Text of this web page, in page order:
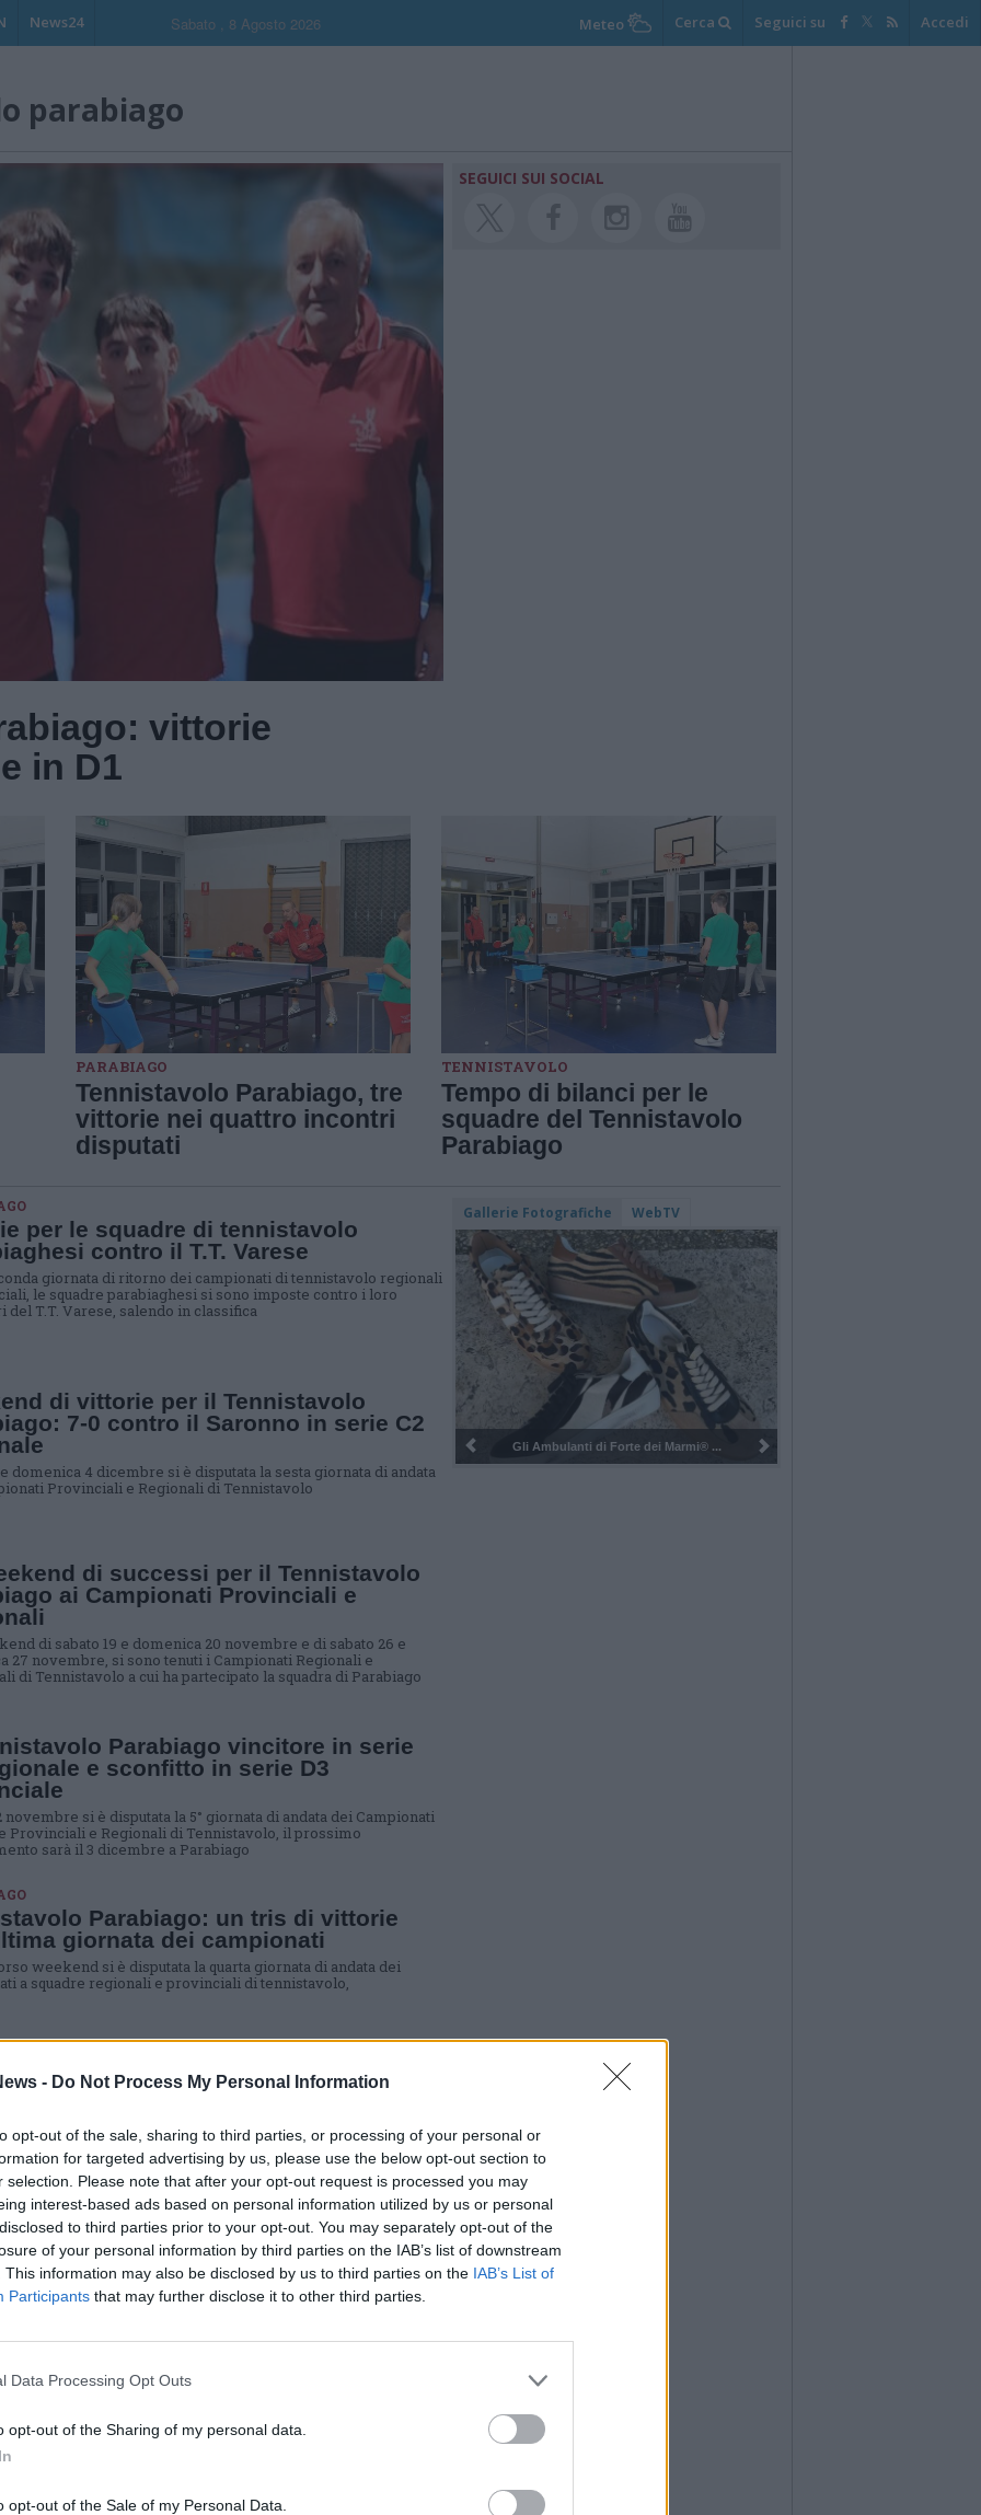
- Do Not Process My Personal Information
opt-out of the sale, sharing to third parties, or processing of your personal or
for targeted advertising by us, please use the below opt-out section to
selection. Please note that after your opt-out request is processed you may
interest-based ads based on personal information utilized by us or personal
to third parties prior to your opt-out. You may separately opt-out of the
of your personal information by third parties on the IAB’s list of downstream
This information may also be disclosed by us to third parties on the IAB’s List of
Participants that may further disclose it to other third parties.
Data Processing Opt Outs
opt-out of the Sharing of my personal data.
opt-out of the Sale of my Personal Data.
News24 Sabato , 8 Agosto 2026 Meteo Cerca Seguici su Accedi
parabiago
vittorie
in D1
SEGUICI SUI SOCIAL
PARABIAGO
Tennistavolo Parabiago, tre
vittorie nei quattro incontri
disputati
TENNISTAVOLO
Tempo di bilanci per le
squadre del Tennistavolo
Parabiago
per le squadre di tennistavolo
contro il T.T. Varese
giornata di ritorno dei campionati di tennistavolo regionali
le squadre parabiaghesi si sono imposte contro i loro
del T.T. Varese, salendo in classifica
di vittorie per il Tennistavolo
7-0 contro il Saronno in serie C2
e domenica 4 dicembre si è disputata la sesta giornata di andata
Provinciali e Regionali di Tennistavolo
di successi per il Tennistavolo
ai Campionati Provinciali e
di sabato 19 e domenica 20 novembre e di sabato 26 e
27 novembre, si sono tenuti i Campionati Regionali e
di Tennistavolo a cui ha partecipato la squadra di Parabiago
Parabiago vincitore in serie
e sconfitto in serie D3
novembre si è disputata la 5° giornata di andata dei Campionati
Provinciali e Regionali di Tennistavolo, il prossimo
sarà il 3 dicembre a Parabiago
Parabiago: un tris di vittorie
giornata dei campionati
weekend si è disputata la quarta giornata di andata dei
a squadre regionali e provinciali di tennistavolo,
Parabiago: due vittorie e una
a Lambrugo Rogeno, si è tenuta la 3° giornata dei campionati
regionali e provinciali di Tennistavolo
di Parabiago sconfitto in serie
D1
in serie C2 e serie D1, ora il prossimo appuntamento con i
Parabiago, due vittorie nella
partita di regular season
per 3-1 su Castellanza
Gallerie Fotografiche WebTV
Pulizia del bosco del Rugareto a ...